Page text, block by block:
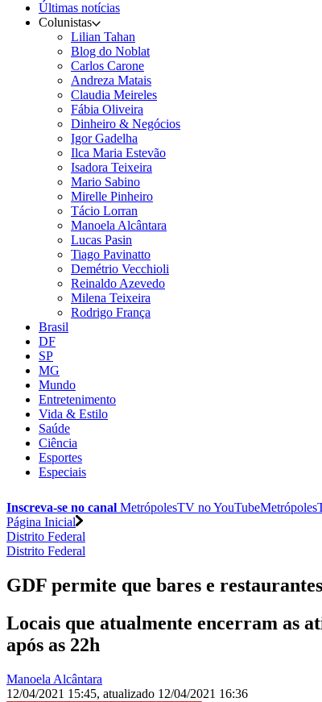
Últimas notícias
Colunistas
Lilian Tahan
Blog do Noblat
Carlos Carone
Andreza Matais
Claudia Meireles
Fábia Oliveira
Dinheiro & Negócios
Igor Gadelha
Ilca Maria Estevão
Isadora Teixeira
Mario Sabino
Mirelle Pinheiro
Tácio Lorran
Manoela Alcântara
Lucas Pasin
Tiago Pavinatto
Demétrio Vecchioli
Reinaldo Azevedo
Milena Teixeira
Rodrigo França
Brasil
DF
SP
MG
Mundo
Entretenimento
Vida & Estilo
Saúde
Ciência
Esportes
Especiais
Inscreva-se no canal MetrópolesTV noYouTube
Página Inicial
Distrito Federal
Distrito Federal
GDF permite que bares e
Locais que atualmente encerram as
após as 22h
Manoela Alcântara
12/04/2021 15:45, atualizado 12/04/2021 16:36